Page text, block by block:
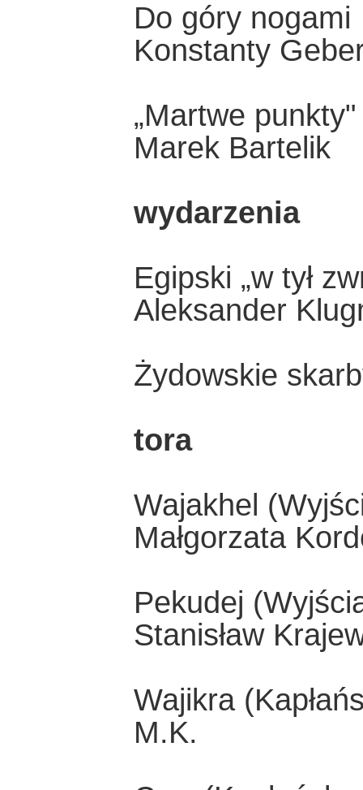
Do góry nogami
Konstanty
„Martwe punkty"
Marek Bartelik
wydarzenia
Egipski „w tył
Aleksander
Żydowskie
tora
Wajakhel
Małgorzata
Pekudej
Stanisław
Wajikra
M.K.